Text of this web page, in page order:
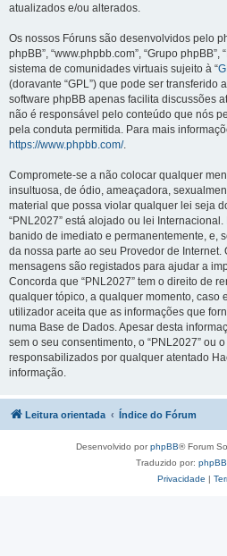
atualizados e/ou alterados.
Os nossos Fóruns são desenvolvidos pelo
phpBB”, “www.phpbb.com”, “Grupo
sistema de comunidades virtuais sujeito à “
(doravante “GPL”) que pode ser transferido
software phpBB apenas facilita discussões
não é responsável pelo conteúdo que nós
pela conduta permitida. Para mais
https://www.phpbb.com/.
Compromete-se a não colocar qualquer
insultuosa, de ódio, ameaçadora,
material que possa violar qualquer lei seja
“PNL2027” está alojado ou lei
banido de imediato e permanentemente, e,
da nossa parte ao seu Provedor de Internet.
mensagens são registados para ajudar a
Concorda que “PNL2027” tem o direito de
qualquer tópico, a qualquer momento, caso
utilizador aceita que as informações que
numa Base de Dados. Apesar desta
sem o seu consentimento, o “PNL2027” ou
responsabilizados por qualquer atentado
informação.
Leitura orientada Índice do Fórum
Desenvolvido porphpBB® Forum
Traduzido por:
Privacidade |